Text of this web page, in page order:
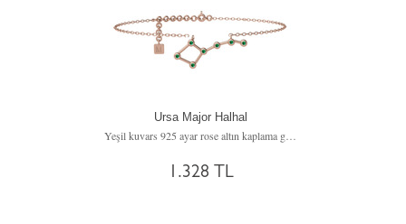
Ursa Major Halhal
Yeşil kuvars 925 ayar rose altın kaplama gümüş bilezik (20 cm gümüş rolo zincir)
1.328 TL